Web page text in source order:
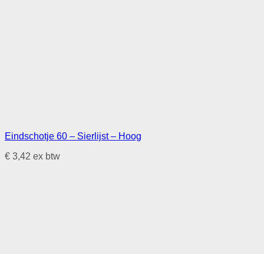
Eindschotje 60 – Sierlijst – Hoog
€ 3,42 ex btw